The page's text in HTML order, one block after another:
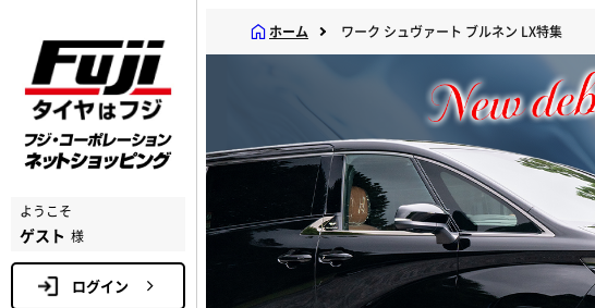
ようこそ
ゲスト 様
ログイン
ホーム ワーク シュヴァート ブルネン LX特集